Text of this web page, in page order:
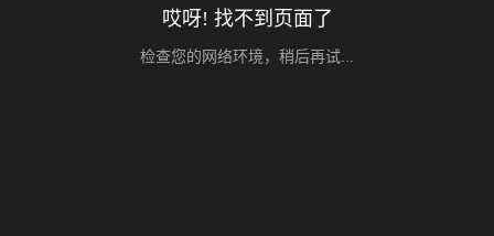
哎呀! 找不到页面了
检查您的网络环境，稍后再试...